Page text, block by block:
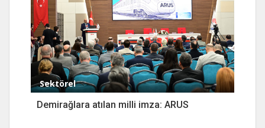
Sektörel
Demirağlara atılan milli imza: ARUS